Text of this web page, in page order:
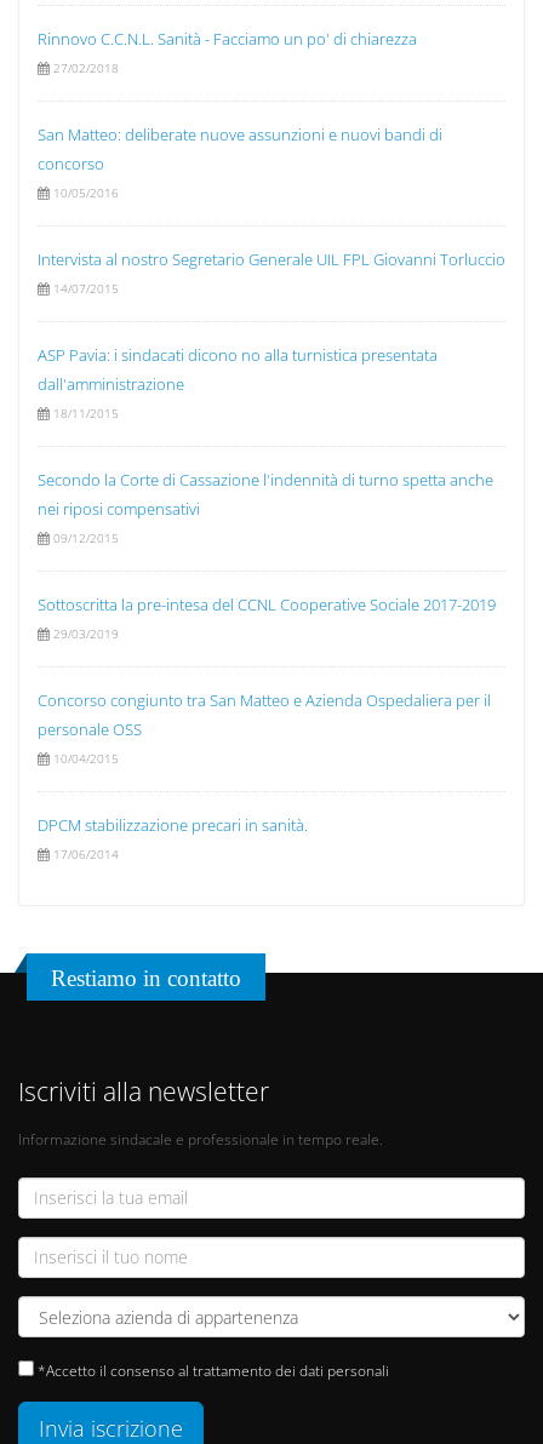
Rinnovo C.C.N.L. Sanità - Facciamo un po' di chiarezza
27/02/2018
San Matteo: deliberate nuove assunzioni e nuovi bandi di
concorso
10/05/2016
Intervista al nostro Segretario Generale UIL FPL Giovanni Torluccio
14/07/2015
ASP Pavia: i sindacati dicono no alla turnistica presentata
dall'amministrazione
18/11/2015
Secondo la Corte di Cassazione l'indennità di turno spetta anche
nei riposi compensativi
09/12/2015
Sottoscritta la pre-intesa del CCNL Cooperative Sociale 2017-2019
29/03/2019
Concorso congiunto tra San Matteo e Azienda Ospedaliera per il
personale OSS
10/04/2015
DPCM stabilizzazione precari in sanità.
17/06/2014
Restiamo in contatto
Iscriviti alla newsletter
Informazione sindacale e professionale in tempo reale.
*Accetto il consenso al trattamento dei dati personali
Invia iscrizione